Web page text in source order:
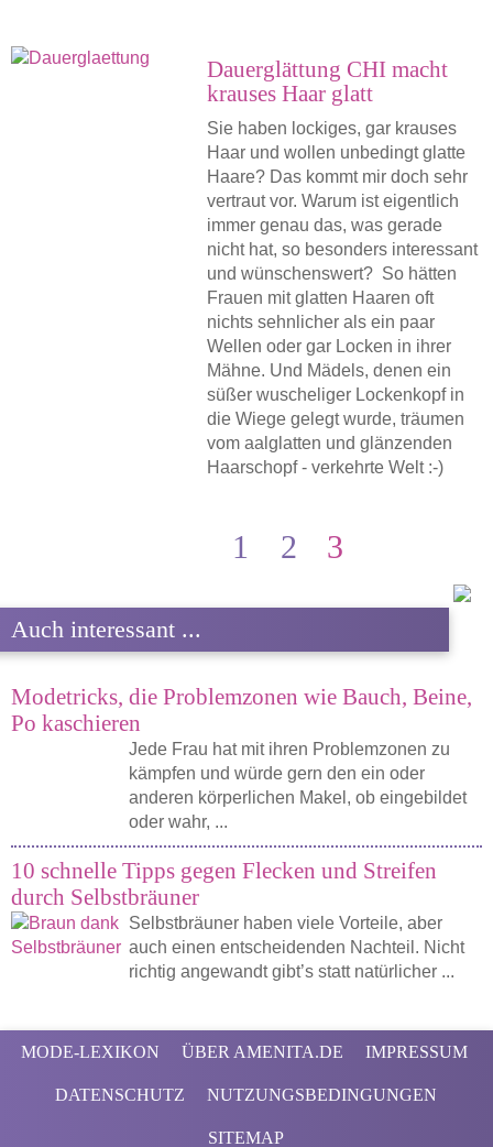
Dauerglättung CHI macht
krauses Haar glatt
Sie haben lockiges, gar krauses
Haar und wollen unbedingt glatte
Haare? Das kommt mir doch sehr
vertraut vor. Warum ist eigentlich
immer genau das, was gerade
nicht hat, so besonders interessant
und wünschenswert? So hätten
Frauen mit glatten Haaren oft
nichts sehnlicher als ein paar
Wellen oder gar Locken in ihrer
Mähne. Und Mädels, denen ein
süßer wuscheliger Lockenkopf in
die Wiege gelegt wurde, träumen
vom aalglatten und glänzenden
Haarschopf - verkehrte Welt :-)
1 2 3
Auch interessant ...
Modetricks, die Problemzonen wie Bauch, Beine,
Po kaschieren
Jede Frau hat mit ihren Problemzonen zu
kämpfen und würde gern den ein oder
anderen körperlichen Makel, ob eingebildet
oder wahr, ...
10 schnelle Tipps gegen Flecken und Streifen
durch Selbstbräuner
Selbstbräuner haben viele Vorteile, aber
auch einen entscheidenden Nachteil. Nicht
richtig angewandt gibt’s statt natürlicher ...
MODE-LEXIKON ÜBER AMENITA.DE IMPRESSUM
DATENSCHUTZ NUTZUNGSBEDINGUNGEN
SITEMAP